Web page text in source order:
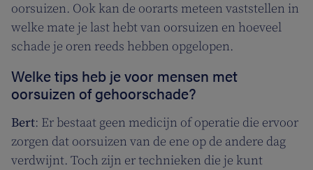
oorsuizen. Ook kan de oorarts meteen vaststellen in
welke mate je last hebt van oorsuizen en hoeveel
schade je oren reeds hebben opgelopen.
Welke tips heb je voor mensen met
oorsuizen of gehoorschade?
Bert: Er bestaat geen medicijn of operatie die ervoor
zorgen dat oorsuizen van de ene op de andere dag
verdwijnt. Toch zijn er technieken die je kunt